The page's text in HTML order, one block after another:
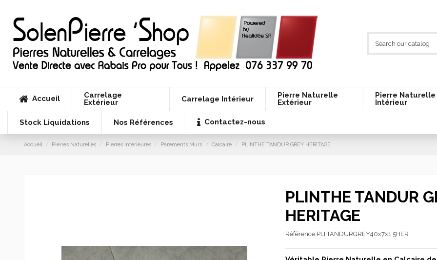
Accueil
Carrelage
Extérieur
Carrelage Intérieur
Pierre Naturelle
Extérieur
Pierre Naturelle
Intérieur
Stock Liquidations Nos Références Contactez-nous
Accueil Pierres Naturelles Pierres Intérieures Parements Murs Calcaire PLINTHE TANDUR GREY HERITAGE
PLINTHE TANDUR
HERITAGE
Référence PLI TANDURGREY40x7x1.5HER